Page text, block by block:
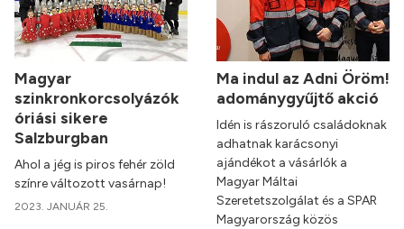
Magyar
szinkronkorcsolyázók
óriási sikere
Salzburgban
Ahol a jég is piros fehér zöld
színre változott vasárnap!
2023. JANUÁR 25.
Ma indul az Adni Öröm!
adománygyűjtő akció
Idén is rászoruló családoknak
adhatnak karácsonyi
ajándékot a vásárlók a
Magyar Máltai
Szeretetszolgálat és a SPAR
Magyarország közös